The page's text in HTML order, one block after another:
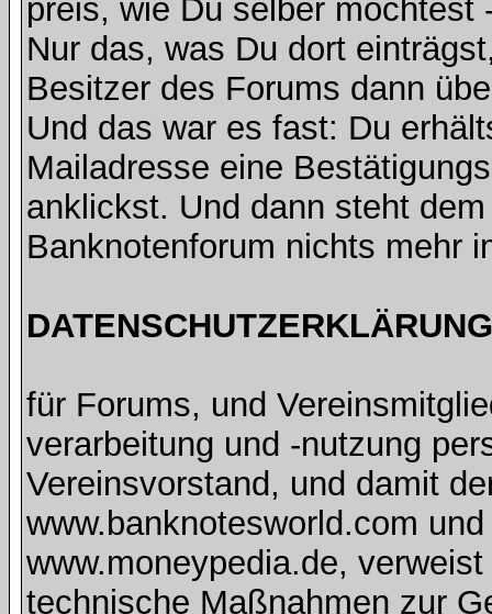
preis, wie Du selber
Nur das, was Du dort
Besitzer des Forums dann
Und das war es fast: Du
Mailadresse eine
anklickst. Und dann steht
Banknotenforum nichts mehr
für Forums, und
verarbeitung und -nutzung
Vereinsvorstand, und damit
www.banknotesworld.com
www.moneypedia.de,
technische Maßnahmen zur